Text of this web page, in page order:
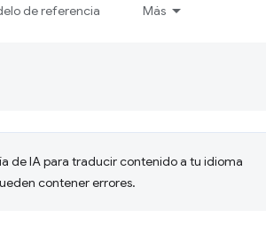
de referencia Más
de IA para traducir contenido a tu idioma
contener errores.